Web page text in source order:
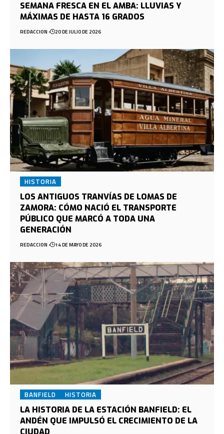
SEMANA FRESCA EN EL AMBA: LLUVIAS Y
MÁXIMAS DE HASTA 16 GRADOS
REDACCION 20 DE JULIO DE 2026
HISTORIA
LOS ANTIGUOS TRANVÍAS DE LOMAS DE
ZAMORA: CÓMO NACIÓ EL TRANSPORTE
PÚBLICO QUE MARCÓ A TODA UNA
GENERACIÓN
REDACCION 14 DE MAYO DE 2026
BANFIELD HISTORIA
LA HISTORIA DE LA ESTACIÓN BANFIELD: EL
ANDÉN QUE IMPULSÓ EL CRECIMIENTO DE LA